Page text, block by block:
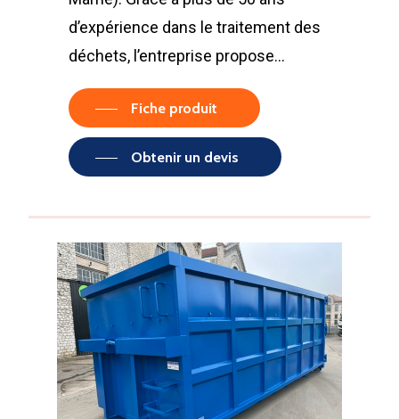
d’expérience dans le traitement des
déchets, l’entreprise propose…
Fiche produit
Obtenir un devis